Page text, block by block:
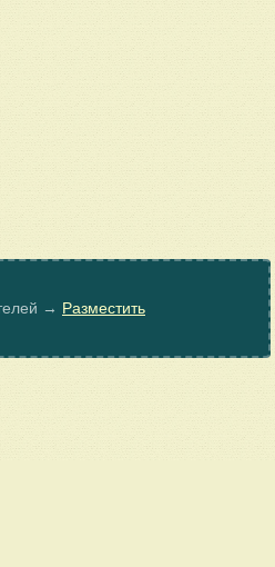
→ Разместить